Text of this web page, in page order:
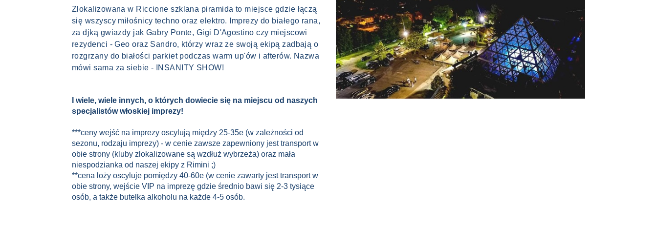
Zlokalizowana w Riccione szklana piramida to miejsce gdzie łączą
się wszyscy miłośnicy techno oraz elektro. Imprezy do białego rana,
za djką gwiazdy jak Gabry Ponte, Gigi D'Agostino czy miejscowi
rezydenci - Geo oraz Sandro, którzy wraz ze swoją ekipą zadbają o
rozgrzany do białości parkiet podczas warm up'ów i afterów. Nazwa
mówi sama za siebie - INSANITY SHOW!
I wiele, wiele innych, o których dowiecie się na miejscu od naszych
specjalistów włoskiej imprezy!
***ceny wejść na imprezy oscylują między 25-35e (w zależności od
sezonu, rodzaju imprezy) - w cenie zawsze zapewniony jest transport w
obie strony (kluby zlokalizowane są wzdłuż wybrzeża) oraz mała
niespodzianka od naszej ekipy z Rimini ;)
**cena loży oscyluje pomiędzy 40-60e (w cenie zawarty jest transport w
obie strony, wejście VIP na imprezę gdzie średnio bawi się 2-3 tysiące
osób, a także butelka alkoholu na każde 4-5 osób.